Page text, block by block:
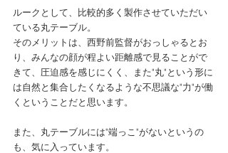
ルークとして、比較的多く製作させていただい
ている丸テーブル。
そのメリットは、西野前監督がおっしゃるとお
り、みんなの顔が程よい距離感で見ることがで
きて、圧迫感を感じにくく、また"丸"という形に
は自然と集合したくなるような不思議な"力"が働
くということだと思います。
また、丸テーブルには"端っこ"がないというの
も、気に入っています。